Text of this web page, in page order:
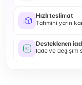
Hızlı teslimat
Tahmini yarın
Desteklenen
İade ve değişim